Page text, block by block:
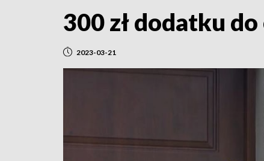
300 zł dodatku
2023-03-21